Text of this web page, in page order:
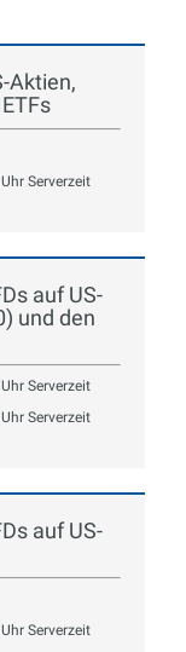
Aktien,
Serverzeit
auf US-
und den
Serverzeit
Serverzeit
auf US-
Serverzeit